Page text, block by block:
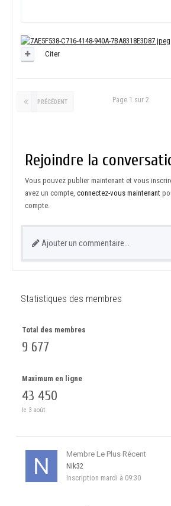
Citer
PRÉCÉDENT Page 1 sur 2
Rejoindre la
Vous pouvez publier maintenant et vous
avez un compte, connectez-vous maintenant
compte.
Ajouter un commentaire…
Statistiques des membres
Total des membres
9 677
Maximum en ligne
43 450
le 3 août
Membre Le Plus Récent
Nik32
Inscription mardi à 09:30